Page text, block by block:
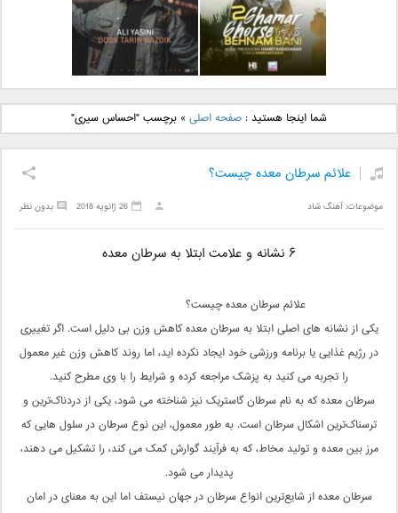
دانلود آهنگ جدید بهنام
بانی بنام قرص قمر 2
دانلود آهنگ جدید علی
یاسینی بنام دورترین نزدیک
شما اینجا هستید :صفحه اصلی »برچسب "احساس سیری"
علائم سرطان معده چیست؟
موضوعات:آهنگ شاد بدون نظر 26 ژانویه 2018
۶ نشانه و علامت ابتلا به سرطان معده
علائم سرطان معده چیست؟
یکی از نشانه های اصلی ابتلا به سرطان معده کاهش وزن بی دلیل است. اگر تغییری
در رژیم غذایی یا برنامه ورزشی خود ایجاد نکرده اید، اما روند کاهش وزن غیر معمول
را تجربه می کنید به پزشک مراجعه کرده و شرایط را با وی مطرح کنید.
سرطان معده که به نام سرطان گاستریک نیز شناخته می شود، یکی از دردناک‌ترین و
ترسناک‌ترین اشکال سرطان است. به طور معمول، این نوع سرطان در سلول هایی که
مرز بین معده و تولید مخاط، که به فرآیند گوارش کمک می کند، را تشکیل می دهند،
پدیدار می شود.
سرطان معده از شایع‌ترین انواع سرطان در جهان نیستف اما این به معنای در امان